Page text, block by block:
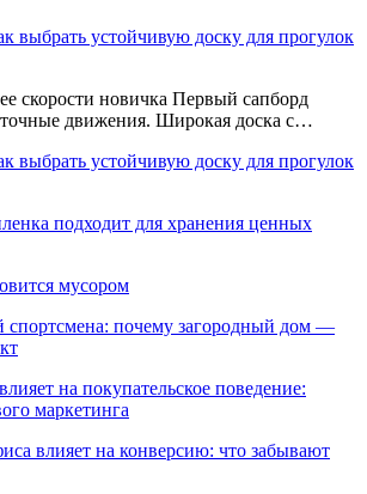
выбрать устойчивую доску для прогулок
скорости новичка Первый сапборд
движения. Широкая доска с…
выбрать устойчивую доску для прогулок
подходит для хранения ценных
мусором
спортсмена: почему загородный дом —
на покупательское поведение:
маркетинга
влияет на конверсию: что забывают